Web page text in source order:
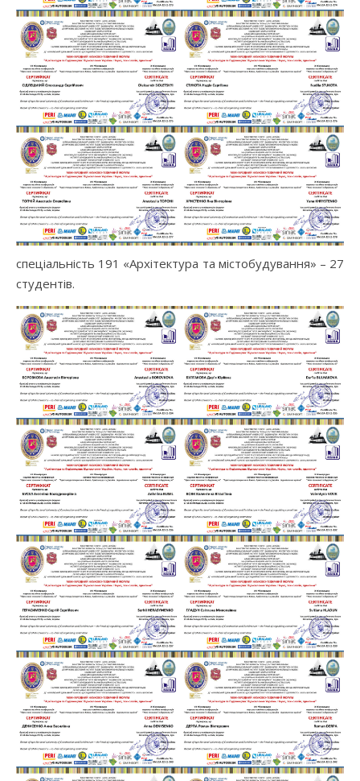
спеціальність 191 «Архітектура та містобудування» – 27
студентів.